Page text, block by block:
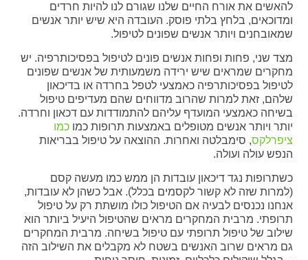
להאשים את אורח החיים שלנו שגורם לנו להיות חרדים
ומדוכאים, בלחץ בלתי פוסק. העובדה היא שיש יותר אנשים
שמאובחנים ויותר אנשים שפונים לטיפול.
מצד שני, פחות ופחות אנשים פונים לטיפול בפסיכותרפיה. יש
מחקרים שמראים שיש ירידה משמעותית של אנשים שפונים
לטיפול בפסיכותרפיה כאמצעי לטפל בחרדה או בדיכאון
שלהם, זאת למרות שהרוב מדווחים שהם מעדיפים טיפול
בשיחה כאמצעי המועדף עליהם להתמודדות עם דכאון וחרדה.
יותר ויותר אנשים מטופלים באמצעות תרופות כמוכמו
ציפרלקס, סימבלטה ואחרות. ההוצאה על טיפול בבריאות
הנפש עולה ועולה.
כשתרופות נגד דיכאון עובדות הן ממש כמו מעשה קסם
(למרות שזה לא קשור לקסמים בכלל). אבל כשהן לא עובדות,
אנחנו נכנסים לבעיה אם הטיפול כולו מושתת רק על טיפול
תרופתי. מרבית המחקרים מראים שהטיפול היעיל ביותר הוא
שילוב של טיפול תרופתי עם טיפול בשיחה. מרבית המחקרים
גם מראים שרוב האנשים בשטח לא מקבלים את השילוב הזה